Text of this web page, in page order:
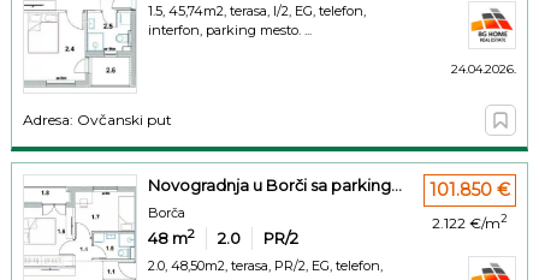
1.5, 45,74m2, terasa, I/2, EG, telefon,
interfon, parking mesto. ...
24.04.2026.
Adresa: Ovčanski put
Novogradnja u Borči sa parking...
Borča
48 m2 2.0 PR/2
2.0, 48,50m2, terasa, PR/2, EG, telefon,
101.850 €
2.122 €/m2